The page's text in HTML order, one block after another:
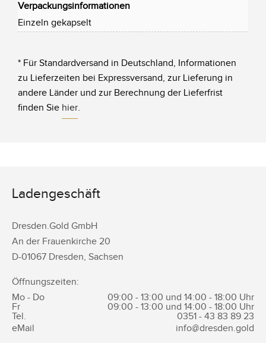
Verpackungsinformationen
Einzeln gekapselt
* Für Standardversand in Deutschland, Informationen
zu Lieferzeiten bei Expressversand, zur Lieferung in
andere Länder und zur Berechnung der Lieferfrist
finden Sie hier.
Ladengeschäft
Dresden.Gold GmbH
An der Frauenkirche 20
D-01067 Dresden, Sachsen
Öffnungszeiten:
Mo - Do
09:00 - 13:00 und 14:00 - 18:00 Uhr
Fr
09:00 - 13:00 und 14:00 - 18:00 Uhr
Tel.
0351 - 43 83 89 23
eMail
info@dresden.gold